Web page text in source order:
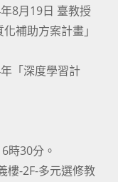
8月19日 臺教授
補助方案計畫」
「深度學習計
時30分。
樓-2F-多元選修教